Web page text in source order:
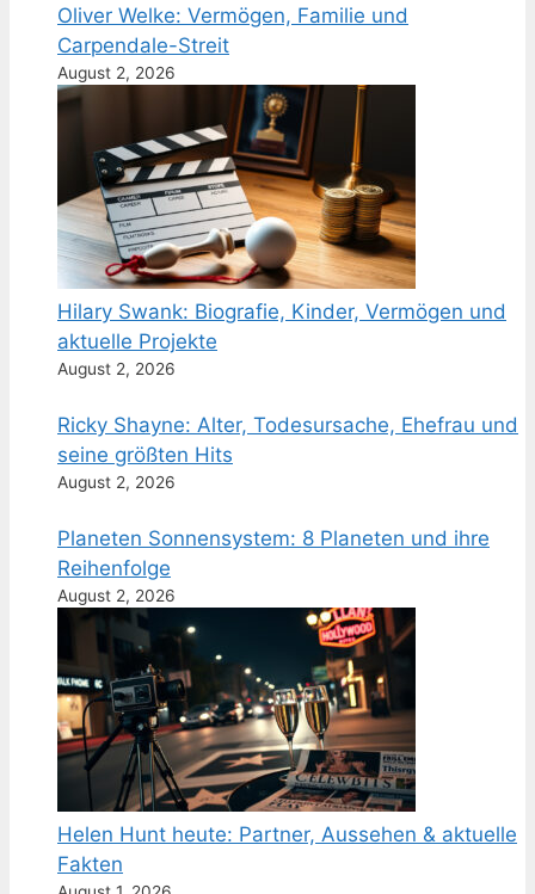
Oliver Welke: Vermögen, Familie und
Carpendale-Streit
August 2, 2026
Hilary Swank: Biografie, Kinder, Vermögen und
aktuelle Projekte
August 2, 2026
Ricky Shayne: Alter, Todesursache, Ehefrau und
seine größten Hits
August 2, 2026
Planeten Sonnensystem: 8 Planeten und ihre
Reihenfolge
August 2, 2026
Helen Hunt heute: Partner, Aussehen & aktuelle
Fakten